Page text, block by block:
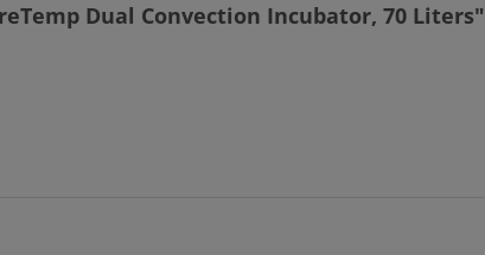
Dual Convection Incubator, 70 Liters"